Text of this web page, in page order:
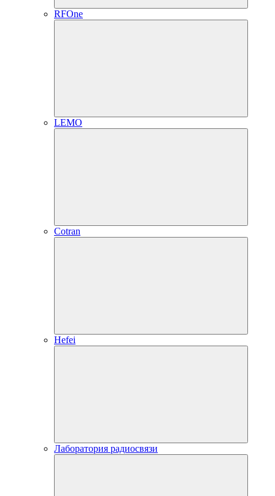
RFOne
LEMO
Cotran
Hefei
Лаборатория радиосвязи